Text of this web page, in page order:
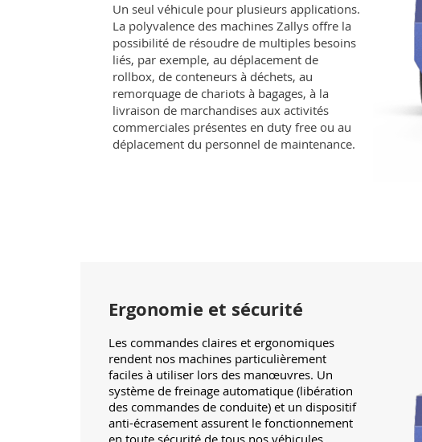
Un seul véhicule pour plusieurs applications.
La polyvalence des machines Zallys offre la
possibilité de résoudre de multiples besoins
liés, par exemple, au déplacement de
rollbox, de conteneurs à déchets, au
remorquage de chariots à bagages, à la
livraison de marchandises aux activités
commerciales présentes en duty free ou au
déplacement du personnel de maintenance.
Ergonomie et sécurité
Les commandes claires et ergonomiques
rendent nos machines particulièrement
faciles à utiliser lors des manœuvres. Un
système de freinage automatique (libération
des commandes de conduite) et un dispositif
anti-écrasement assurent le fonctionnement
en toute sécurité de tous nos véhicules.